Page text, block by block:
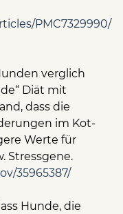
PMC7329990/
verglich
Diät mit
dass die
im Kot-
Werte für
Stressgene.
35965387/
Hunde, die